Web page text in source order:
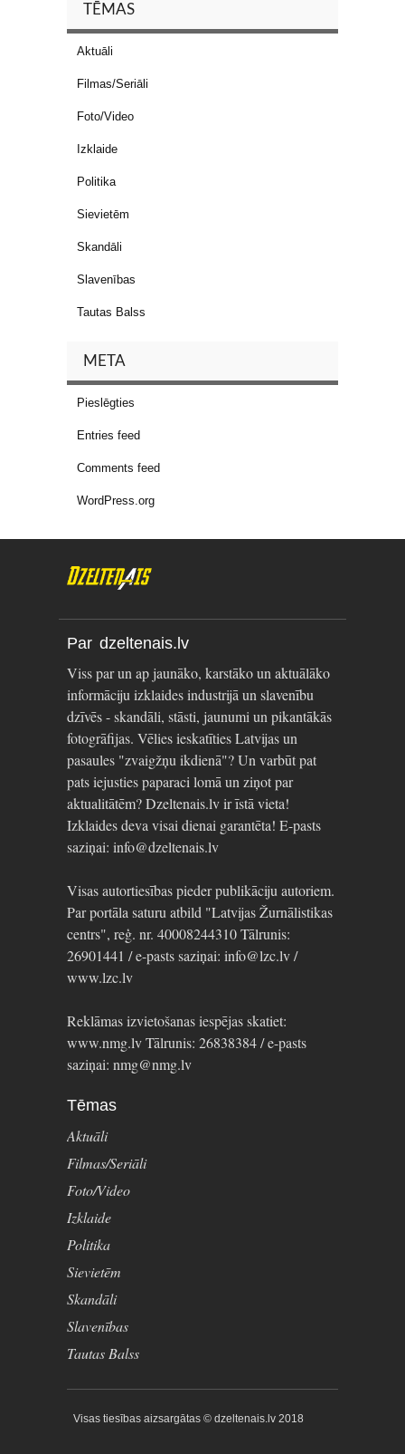
TĒMAS
Aktuāli
Filmas/Seriāli
Foto/Video
Izklaide
Politika
Sievietēm
Skandāli
Slavenības
Tautas Balss
META
Pieslēgties
Entries feed
Comments feed
WordPress.org
Par dzeltenais.lv
Viss par un ap jaunāko, karstāko un aktuālāko
informāciju izklaides industrijā un slavenību
dzīvēs - skandāli, stāsti, jaunumi un pikantākās
fotogrāfijas. Vēlies ieskatīties Latvijas un
pasaules "zvaigžņu ikdienā"? Un varbūt pat
pats iejusties paparaci lomā un ziņot par
aktualitātēm? Dzeltenais.lv ir īstā vieta!
Izklaides deva visai dienai garantēta! E-pasts
saziņai: info@dzeltenais.lv
Visas autortiesības pieder publikāciju autoriem.
Par portāla saturu atbild "Latvijas Žurnālistikas
centrs", reģ. nr. 40008244310 Tālrunis:
26901441 / e-pasts saziņai: info@lzc.lv /
www.lzc.lv
Reklāmas izvietošanas iespējas skatiet:
www.nmg.lv Tālrunis: 26838384 / e-pasts
saziņai: nmg@nmg.lv
Tēmas
Aktuāli
Filmas/Seriāli
Foto/Video
Izklaide
Politika
Sievietēm
Skandāli
Slavenības
Tautas Balss
Visas tiesības aizsargātas © dzeltenais.lv 2018